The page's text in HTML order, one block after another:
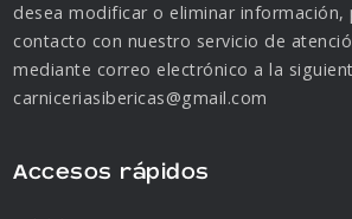
desea modificar o eliminar información,
contacto con nuestro servicio de
mediante correo electrónico a la
carniceriasibericas@gmail.com
Accesos rápidos